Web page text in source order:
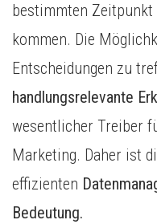
bestimmten
kommen. Die
Entscheidungen zu
handlungsrelevante
wesentlicher Treiber
Marketing. Daher ist
effizienten
Bedeutung.